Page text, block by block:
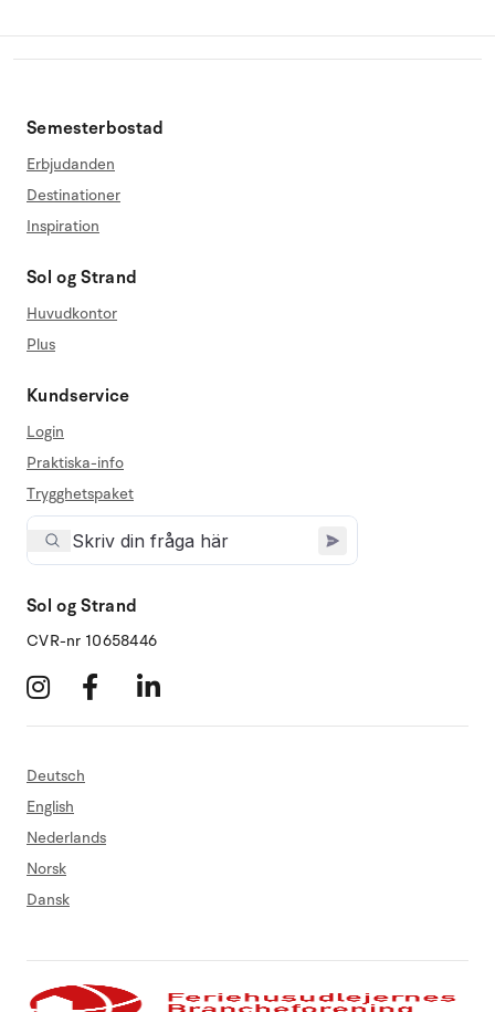
Semesterbostad
Erbjudanden
Destinationer
Inspiration
Sol og Strand
Huvudkontor
Plus
Kundservice
Login
Praktiska-info
Trygghetspaket
Sol og Strand
CVR-nr 10658446
Deutsch
English
Nederlands
Norsk
Dansk